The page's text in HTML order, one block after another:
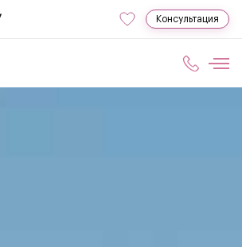
Консультация